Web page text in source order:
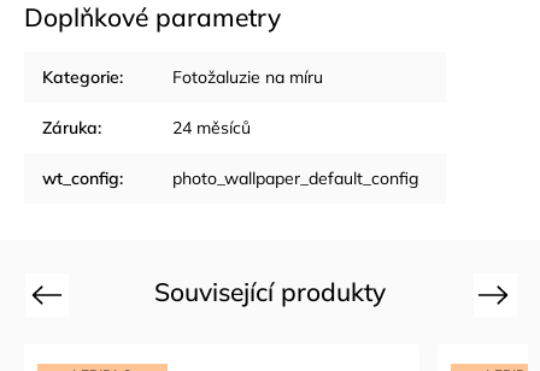
Doplňkové parametry
Kategorie: Fotožaluzie na míru
Záruka: 24 měsíců
wt_config: photo_wallpaper_default_config
Související produkty
Previous Next